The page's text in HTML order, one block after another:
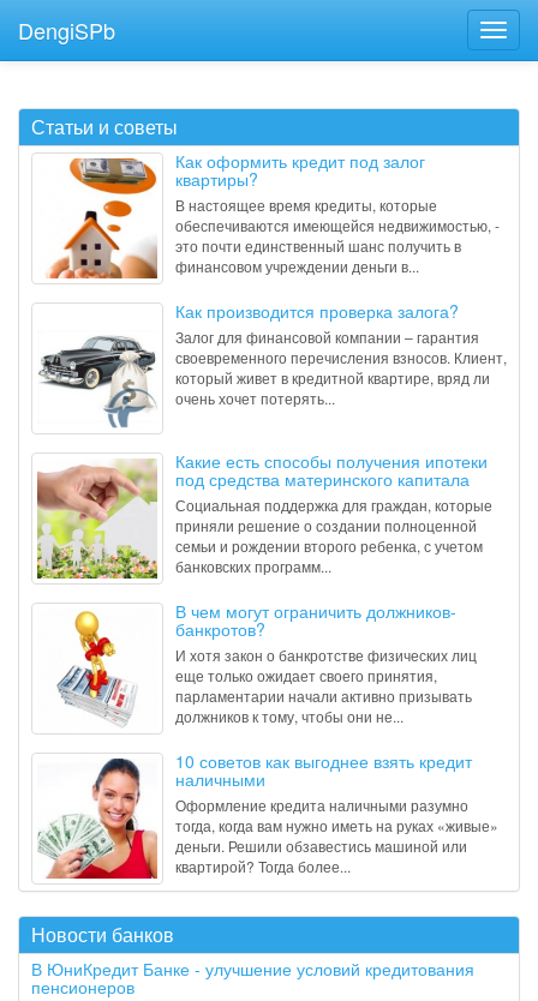
DengiSPb
Статьи и советы
Как оформить кредит под залог
квартиры?
В настоящее время кредиты, которые
обеспечиваются имеющейся недвижимостью, -
это почти единственный шанс получить в
финансовом учреждении деньги в...
Как производится проверка залога?
Залог для финансовой компании – гарантия
своевременного перечисления взносов. Клиент,
который живет в кредитной квартире, вряд ли
очень хочет потерять...
Какие есть способы получения ипотеки
под средства материнского капитала
Социальная поддержка для граждан, которые
приняли решение о создании полноценной
семьи и рождении второго ребенка, с учетом
банковских программ...
В чем могут ограничить должников-
банкротов?
И хотя закон о банкротстве физических лиц
еще только ожидает своего принятия,
парламентарии начали активно призывать
должников к тому, чтобы они не...
10 советов как выгоднее взять кредит
наличными
Оформление кредита наличными разумно
тогда, когда вам нужно иметь на руках «живые»
деньги. Решили обзавестись машиной или
квартирой? Тогда более...
Новости банков
В ЮниКредит Банке - улучшение условий кредитования
пенсионеров